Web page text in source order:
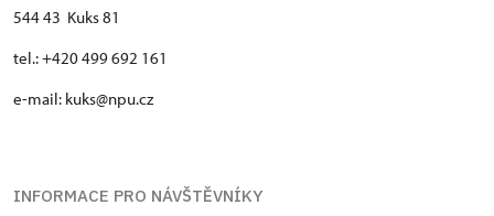
544 43 Kuks 81
tel.: +420 499 692 161
e-mail: kuks@npu.cz
INFORMACE PRO NÁVŠTĚVNÍKY